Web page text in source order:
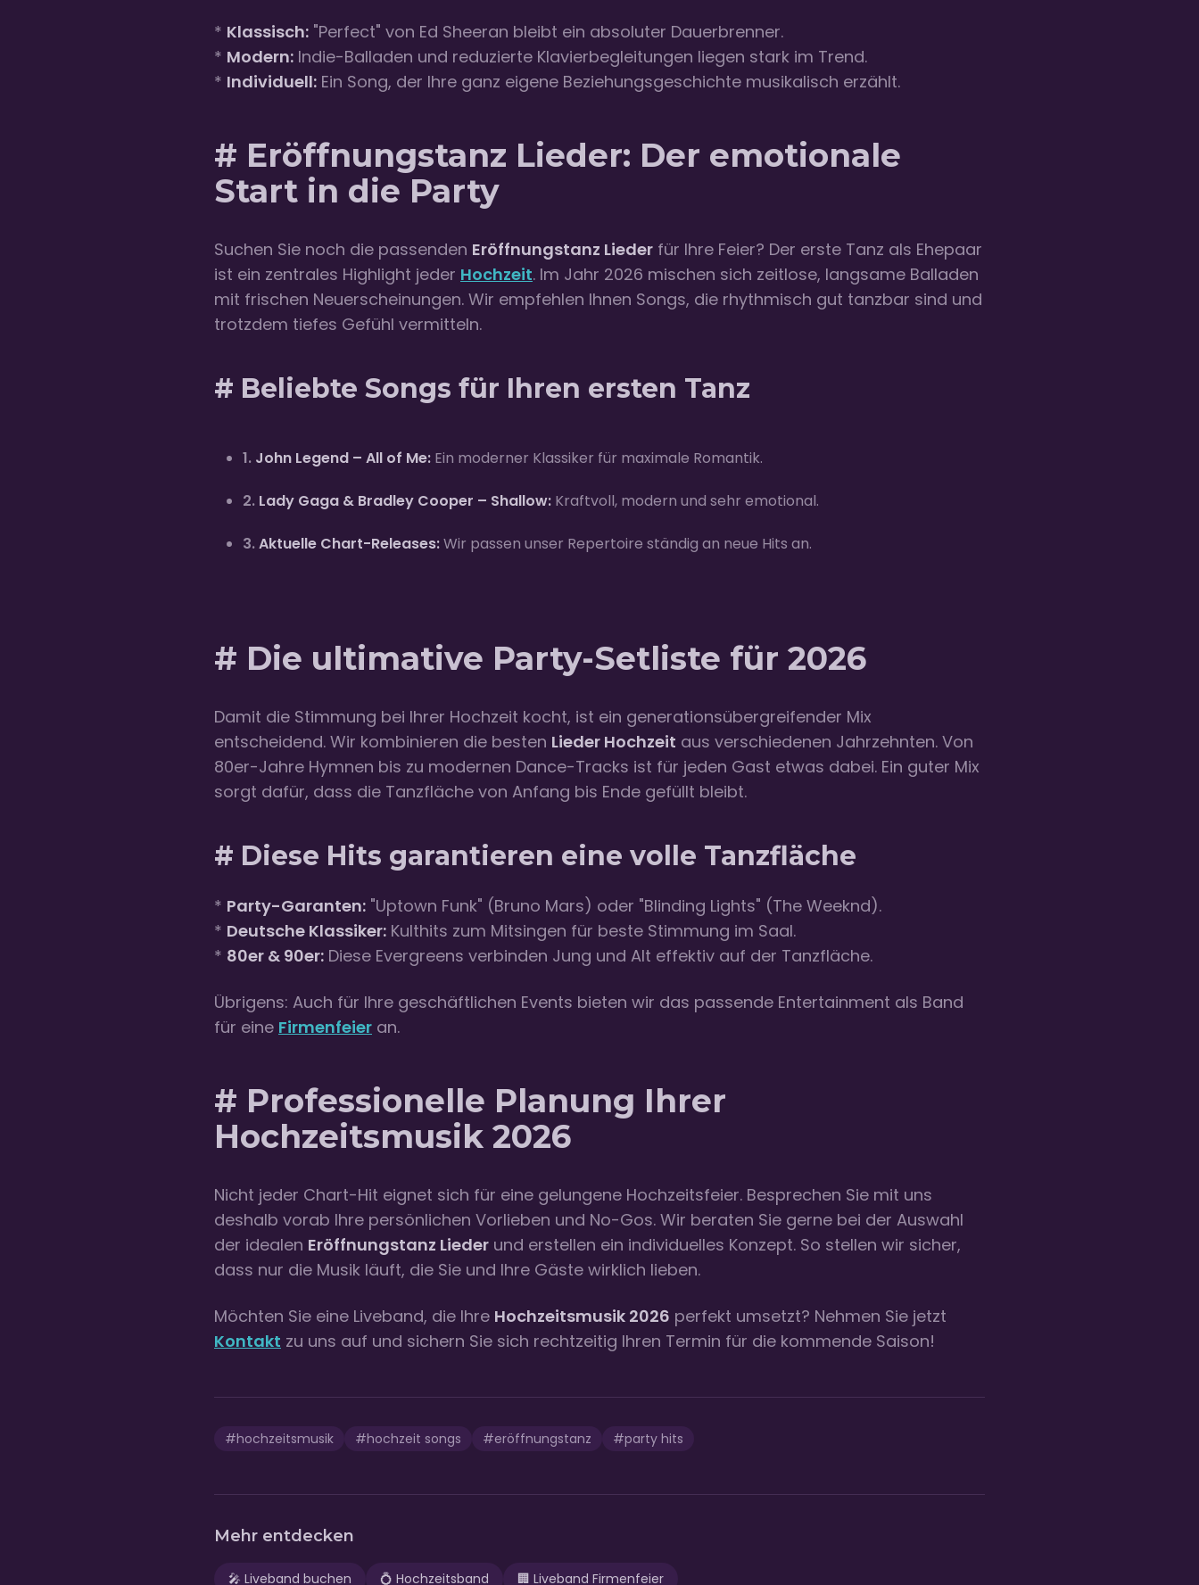
* Klassisch: "Perfect" von Ed Sheeran bleibt ein absoluter Dauerbrenner.
* Modern: Indie-Balladen und reduzierte Klavierbegleitungen liegen stark im Trend.
* Individuell: Ein Song, der Ihre ganz eigene Beziehungsgeschichte musikalisch erzählt.
# Eröffnungstanz Lieder: Der emotionale
Start in die Party
Suchen Sie noch die passenden Eröffnungstanz Lieder für Ihre Feier? Der erste Tanz als Ehepaar
ist ein zentrales Highlight jeder Hochzeit. Im Jahr 2026 mischen sich zeitlose, langsame Balladen
mit frischen Neuerscheinungen. Wir empfehlen Ihnen Songs, die rhythmisch gut tanzbar sind und
trotzdem tiefes Gefühl vermitteln.
# Beliebte Songs für Ihren ersten Tanz
1. John Legend – All of Me: Ein moderner Klassiker für maximale Romantik.
2. Lady Gaga & Bradley Cooper – Shallow: Kraftvoll, modern und sehr emotional.
3.Aktuelle Chart-Releases:Wir passen unser Repertoire ständig an neue Hits an.
# Die ultimative Party-Setliste für 2026
Damit die Stimmung bei Ihrer Hochzeit kocht, ist ein generationsübergreifender Mix
entscheidend. Wir kombinieren die besten Lieder Hochzeit aus verschiedenen Jahrzehnten. Von
80er-Jahre Hymnen bis zu modernen Dance-Tracks ist für jeden Gast etwas dabei. Ein guter Mix
sorgt dafür, dass die Tanzfläche von Anfang bis Ende gefüllt bleibt.
# Diese Hits garantieren eine volle Tanzfläche
* Party-Garanten: "Uptown Funk" (Bruno Mars) oder "Blinding Lights" (The Weeknd).
* Deutsche Klassiker: Kulthits zum Mitsingen für beste Stimmung im Saal.
* 80er & 90er: Diese Evergreens verbinden Jung und Alt effektiv auf der Tanzfläche.
Übrigens: Auch für Ihre geschäftlichen Events bieten wir das passende Entertainment als Band
für eine Firmenfeier an.
# Professionelle Planung Ihrer
Hochzeitsmusik 2026
Nicht jeder Chart-Hit eignet sich für eine gelungene Hochzeitsfeier. Besprechen Sie mit uns
deshalb vorab Ihre persönlichen Vorlieben und No-Gos. Wir beraten Sie gerne bei der Auswahl
der idealen Eröffnungstanz Lieder und erstellen ein individuelles Konzept. So stellen wir sicher,
dass nur die Musik läuft, die Sie und Ihre Gäste wirklich lieben.
Möchten Sie eine Liveband, die Ihre Hochzeitsmusik 2026 perfekt umsetzt? Nehmen Sie jetzt
Kontakt zu uns auf und sichern Sie sich rechtzeitig Ihren Termin für die kommende Saison!
#hochzeitsmusik #hochzeit songs #eröffnungstanz #party hits
Mehr entdecken
🎤 Liveband buchen 💍 Hochzeitsband 🏢 Liveband Firmenfeier